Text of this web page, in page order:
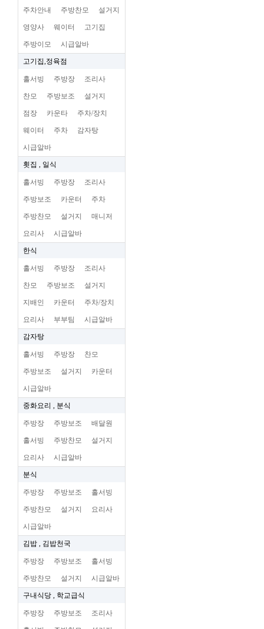
주차안내 주방찬모 설거지
영양사 웨이터 고기집
주방이모 시급알바
고기집,정육점
홀서빙 주방장 조리사
찬모 주방보조 설거지
점장 카운타 주차/장치
웨이터 주차 감자탕
시급알바
횟집 , 일식
홀서빙 주방장 조리사
주방보조 카운터 주차
주방찬모 설거지 매니저
요리사 시급알바
한식
홀서빙 주방장 조리사
찬모 주방보조 설거지
지배인 카운터 주차/장치
요리사 부부팀 시급알바
감자탕
홀서빙 주방장 찬모
주방보조 설거지 카운터
시급알바
중화요리 , 분식
주방장 주방보조 배달원
홀서빙 주방찬모 설거지
요리사 시급알바
분식
주방장 주방보조 홀서빙
주방찬모 설거지 요리사
시급알바
김밥 , 김밥천국
주방장 주방보조 홀서빙
주방찬모 설거지 시급알바
구내식당 , 학교급식
주방장 주방보조 조리사